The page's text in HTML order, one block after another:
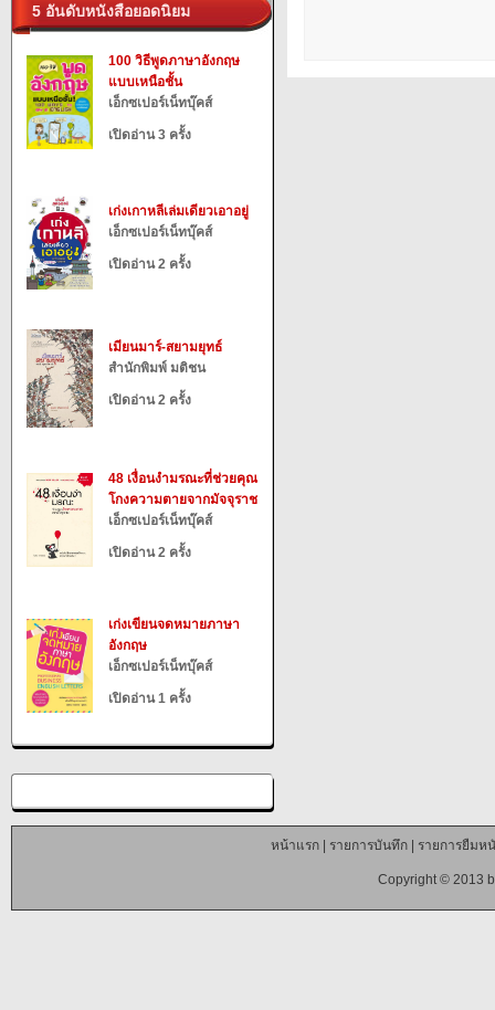
5 อันดับหนังสือยอดนิยม
100 วิธีพูดภาษาอังกฤษ
แบบเหนือชั้น
เอ็กซเปอร์เน็ทบุ๊คส์
เปิดอ่าน 3 ครั้ง
เก่งเกาหลีเล่มเดียวเอาอยู่
เอ็กซเปอร์เน็ทบุ๊คส์
เปิดอ่าน 2 ครั้ง
เมียนมาร์-สยามยุทธ์
สำนักพิมพ์ มติชน
เปิดอ่าน 2 ครั้ง
48 เงื่อนงำมรณะที่ช่วยคุณ
โกงความตายจากมัจจุราช
เอ็กซเปอร์เน็ทบุ๊คส์
เปิดอ่าน 2 ครั้ง
เก่งเขียนจดหมายภาษา
อังกฤษ
เอ็กซเปอร์เน็ทบุ๊คส์
เปิดอ่าน 1 ครั้ง
หน้าแรก| รายการบันทึก| รายการยืมห
Copyright © 2013